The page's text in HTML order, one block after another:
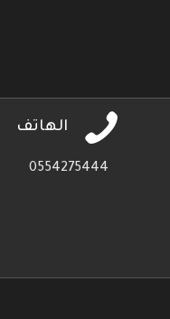
الهاتف
0554275444